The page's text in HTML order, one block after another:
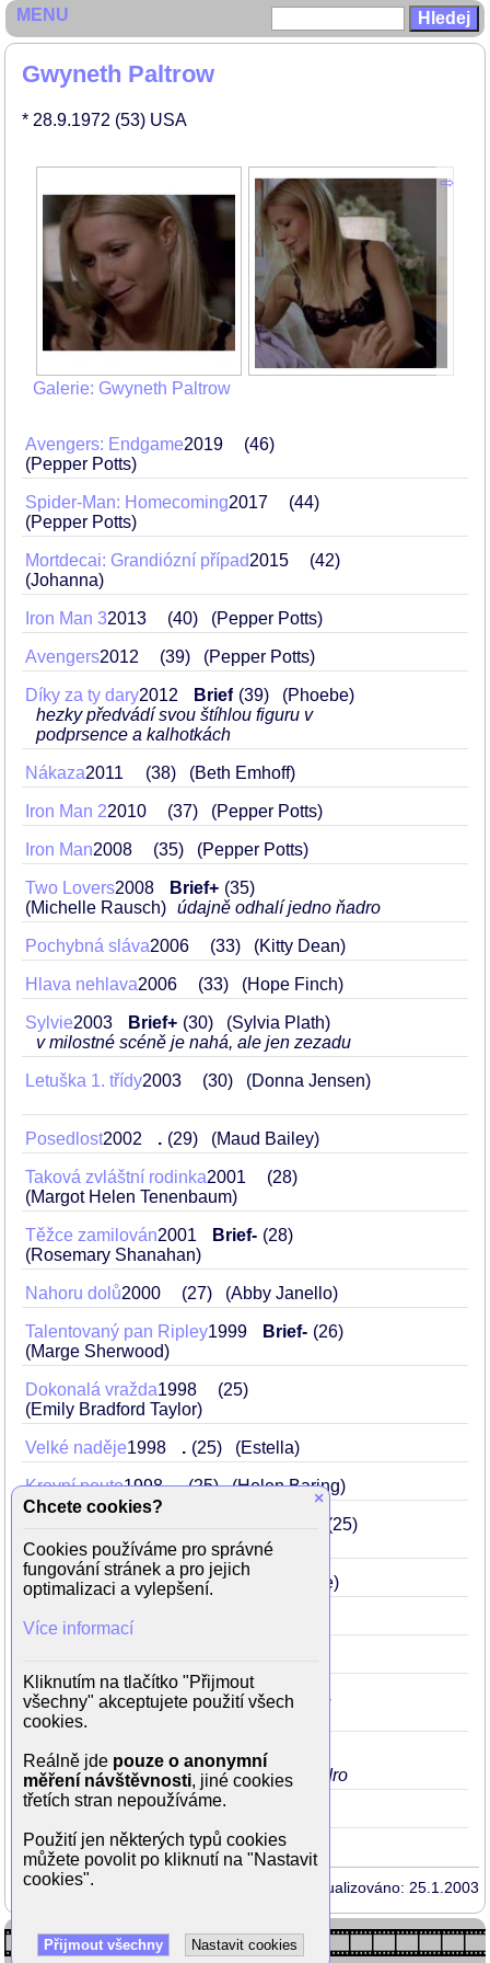
Gwyneth Paltrow
* 28.9.1972 (53) USA
Galerie: Gwyneth Paltrow
Avengers: Endgame2019
46
(Pepper Potts)
Spider-Man: Homecoming2017
44
(Pepper Potts)
Mortdecai: Grandiózní případ2015
42
(Johanna)
Iron Man 32013 40 (Pepper Potts)
Avengers2012 39 (Pepper Potts)
Díky za ty dary2012 Brief 39
(Phoebe)
hezky předvádí svou štíhlou figuru v
podprsence a kalhotkách
Nákaza2011 38 (Beth Emhoff)
Iron Man 22010 37 (Pepper Potts)
Iron Man2008 35 (Pepper Potts)
Two Lovers2008 Brief+ 35
(Michelle Rausch) údajně odhalí jedno ňadro
Pochybná sláva2006 33 (Kitty Dean)
Hlava nehlava2006 33 (Hope Finch)
Sylvie2003 Brief+ 30
(Sylvia Plath)
v milostné scéně je nahá, ale jen zezadu
Letuška 1. třídy2003 30 (Donna Jensen)
Posedlost2002 . 29 (Maud Bailey)
Taková zvláštní rodinka2001
28
(Margot Helen Tenenbaum)
Těžce zamilován2001 Brief-
28
(Rosemary Shanahan)
Nahoru dolů2000 27 (Abby Janello)
Talentovaný pan Ripley1999 Brief-
26
(Marge Sherwood)
Dokonalá vražda1998
25
(Emily Bradford Taylor)
Velké naděje1998 . 25 (Estella)
Krevní pouto1998 . 25 (Helen Baring)
25
(Viola De Lessepso)
Emma1996 23 (Emma Woodhouse)
Valentino1995
Paní Parkerová a začarovaný kruh1994
Brief+
(Paula Hunt)
Vlastní krev1993 Lots- 20
(Ginnie)
při převlékání ukáže hezky z boku ňadro
18
Aktualizováno: 25.1.2003
MENU
×
Chcete cookies?
Cookies používáme pro správné
fungování stránek a pro jejich
optimalizaci a vylepšení.
Více informací
Kliknutím na tlačítko "Přijmout
všechny" akceptujete použití všech
cookies.
Reálně jde pouze o anonymní
měření návštěvnosti, jiné cookies
třetích stran nepoužíváme.
Použití jen některých typů cookies
můžete povolit po kliknutí na "Nastavit
cookies".
Přijmout všechny Nastavit cookies